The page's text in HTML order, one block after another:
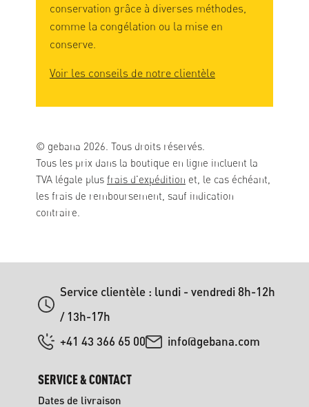
conservation grâce à diverses méthodes,
comme la congélation ou la mise en
conserve.
Voir les conseils de notre clientèle
© gebana 2026. Tous droits réservés.
Tous les prix dans la boutique en ligne incluent la
TVA légale plus frais d'expédition et, le cas échéant,
les frais de remboursement, sauf indication
contraire.
Service clientèle : lundi - vendredi 8h-12h
/ 13h-17h
+41 43 366 65 00
info@gebana.com
SERVICE & CONTACT
Dates de livraison